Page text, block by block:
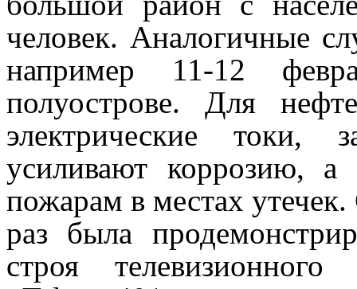
человек. Аналогичные
например 11-12
полуострове. Для
электрические токи,
усиливают коррозию,
пожарам в местах
раз была
строя телевизионного